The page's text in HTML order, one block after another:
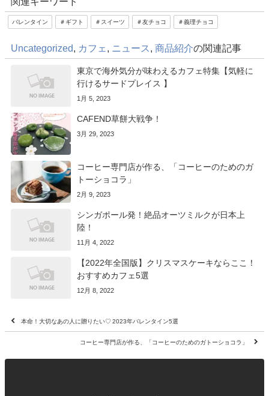
バレンタイン ＃ギフト ＃スイーツ ＃友チョコ ＃義理チョコ
Uncategorized カフェ ニュース 商品紹介の関連記事
東京で海外気分が味わえるカフェ特集【気軽に
行けるサードプレイス 】
1月 5, 2023
CAFEND草餅大戦争！
3月 29, 2023
コーヒー専門店が作る、「コーヒーのためのガ
トーショコラ」
2月 9, 2023
シンガポール発！絶品オーツミルクが日本上
陸！
11月 4, 2022
【2022年全国版】クリスマスケーキならここ！
おすすめカフェ5選
12月 8, 2022
本命！大切なあの人に贈りたい♡ 2023年バレンタイン5選
コーヒー専門店が作る、「コーヒーのためのガトーショコラ」